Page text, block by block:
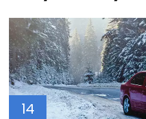
14